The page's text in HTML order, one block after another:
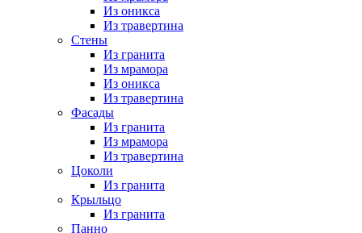
Из оникса
Из травертина
Стены
Из гранита
Из мрамора
Из оникса
Из травертина
Фасады
Из гранита
Из мрамора
Из травертина
Цоколи
Из гранита
Крыльцо
Из гранита
Панно